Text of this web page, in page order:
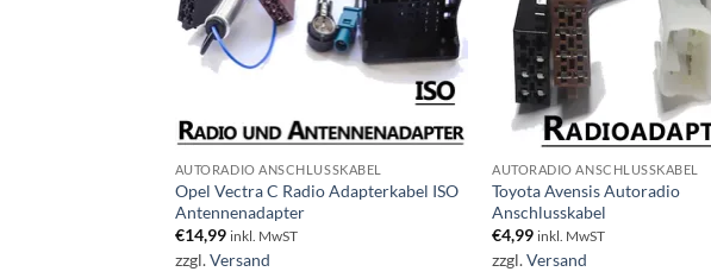
AUTORADIO ANSCHLUSSKABEL
Opel Vectra C Radio Adapterkabel ISO
Antennenadapter
€14,99 inkl. MwST
zzgl.Versand
AUTORADIO ANSCHLUSSKABEL
Toyota Avensis Autoradio
Anschlusskabel
€4,99 inkl. MwST
zzgl.Versand